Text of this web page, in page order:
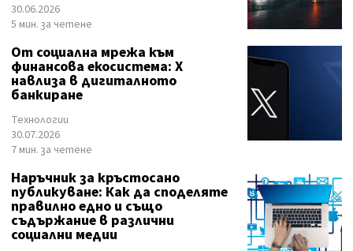
30.06.2026
5 мин. за четене
От социална мрежа към
финансова екосистема: X
навлиза в дигиталното
банкиране
Технологии
30.07.2026
7 мин. за четене
Наръчник за кръстосано
публикуване: Как да споделяте
правилно едно и също
съдържание в различни
социални медии